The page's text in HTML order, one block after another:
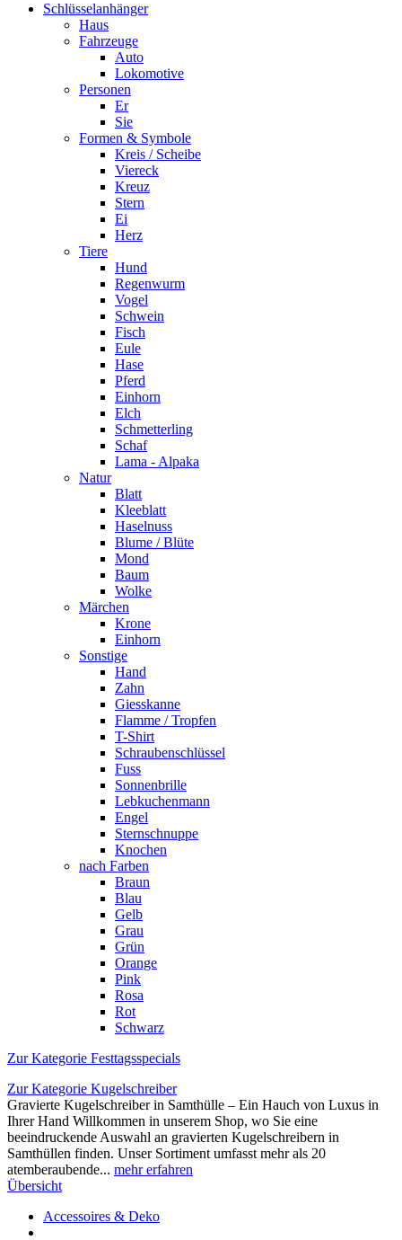
Schlüsselanhänger
Haus
Fahrzeuge
Auto
Lokomotive
Personen
Er
Sie
Formen & Symbole
Kreis / Scheibe
Viereck
Kreuz
Stern
Ei
Herz
Tiere
Hund
Regenwurm
Vogel
Schwein
Fisch
Eule
Hase
Pferd
Einhorn
Elch
Schmetterling
Schaf
Lama - Alpaka
Natur
Blatt
Kleeblatt
Haselnuss
Blume / Blüte
Mond
Baum
Wolke
Märchen
Krone
Einhorn
Sonstige
Hand
Zahn
Giesskanne
Flamme / Tropfen
T-Shirt
Schraubenschlüssel
Fuss
Sonnenbrille
Lebkuchenmann
Engel
Sternschnuppe
Knochen
nach Farben
Braun
Blau
Gelb
Grau
Grün
Orange
Pink
Rosa
Rot
Schwarz
Zur Kategorie Festtagsspecials
Zur Kategorie Kugelschreiber
Gravierte Kugelschreiber in Samthülle – Ein Hauch von Luxus in
Ihrer Hand Willkommen in unserem Shop, wo Sie eine
beeindruckende Auswahl an gravierten Kugelschreibern in
Samthüllen finden. Unser Sortiment umfasst mehr als 20
atemberaubende... mehr erfahren
Übersicht
Accessoires & Deko